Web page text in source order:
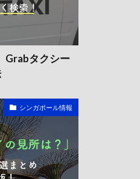
Grabタクシー
シンガポール情報